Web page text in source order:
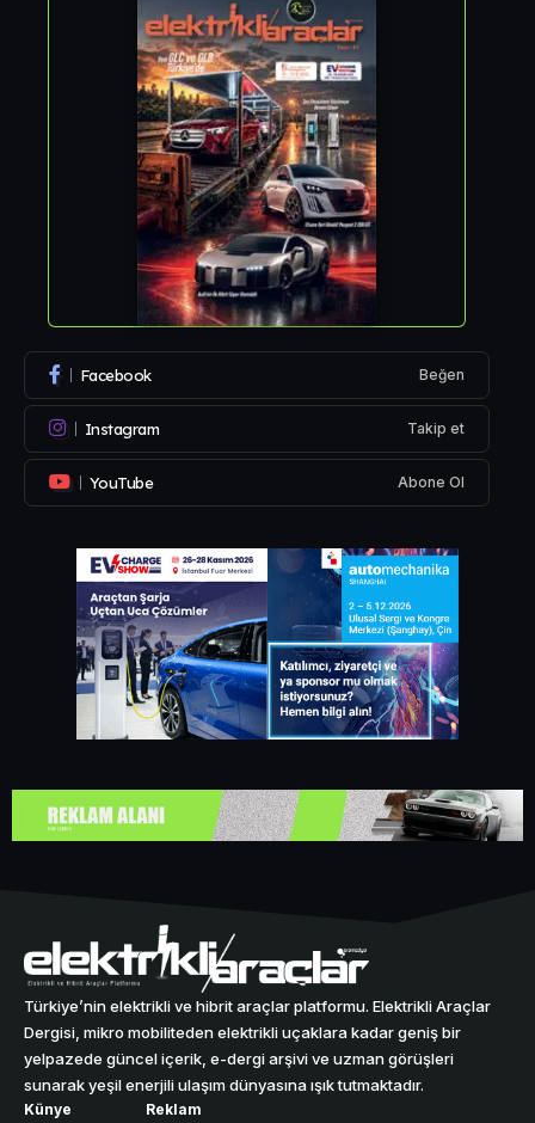
Facebook Beğen
Instagram Takip et
YouTube Abone Ol
Türkiye’nin elektrikli ve hibrit araçlar platformu. Elektrikli Araçlar
Dergisi, mikro mobiliteden elektrikli uçaklara kadar geniş bir
yelpazede güncel içerik, e-dergi arşivi ve uzman görüşleri
sunarak yeşil enerjili ulaşım dünyasına ışık tutmaktadır.
Künye Reklam